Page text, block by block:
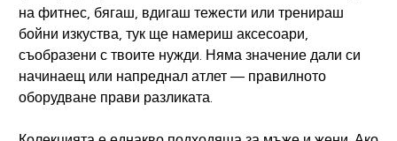
на фитнес, бягаш, вдигаш тежести или тренираш
бойни изкуства, тук ще намериш аксесоари,
съобразени с твоите нужди. Няма значение дали си
начинаещ или напреднал атлет — правилното
оборудване прави разликата.